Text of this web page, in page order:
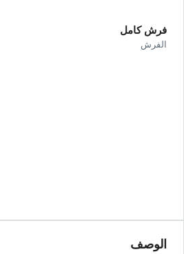
فرش كامل
الفرش
الوصف